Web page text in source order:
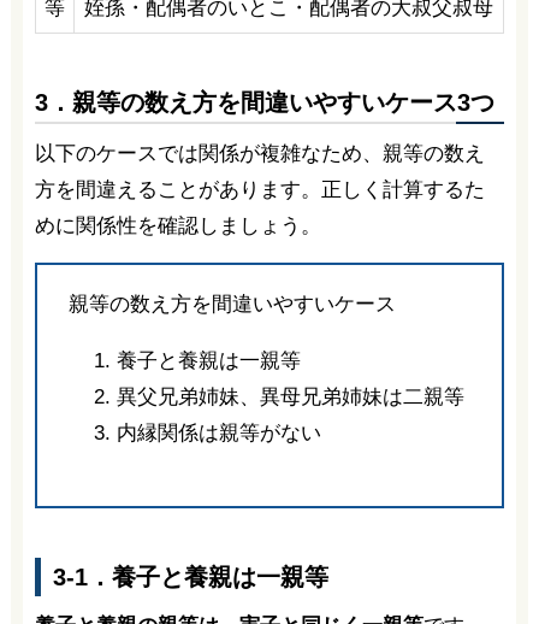
等
姪孫・配偶者のいとこ・配偶者の大叔父叔母
3．親等の数え方を間違いやすいケース3つ
以下のケースでは関係が複雑なため、親等の数え
方を間違えることがあります。正しく計算するた
めに関係性を確認しましょう。
親等の数え方を間違いやすいケース
養子と養親は一親等
異父兄弟姉妹、異母兄弟姉妹は二親等
内縁関係は親等がない
3-1．養子と養親は一親等